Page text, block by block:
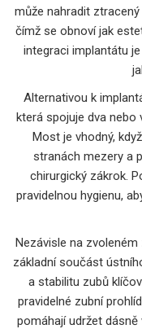
může nahradit
čímž se obnoví jak
integraci implantátu
Alternativou k
která spojuje dva
Most je vhodný,
stranách mezery a
chirurgický zákrok.
pravidelnou hygienu,
Nezávisle na
základní součást
a stabilitu zubů
pravidelné zubní
pomáhají udržet dásně